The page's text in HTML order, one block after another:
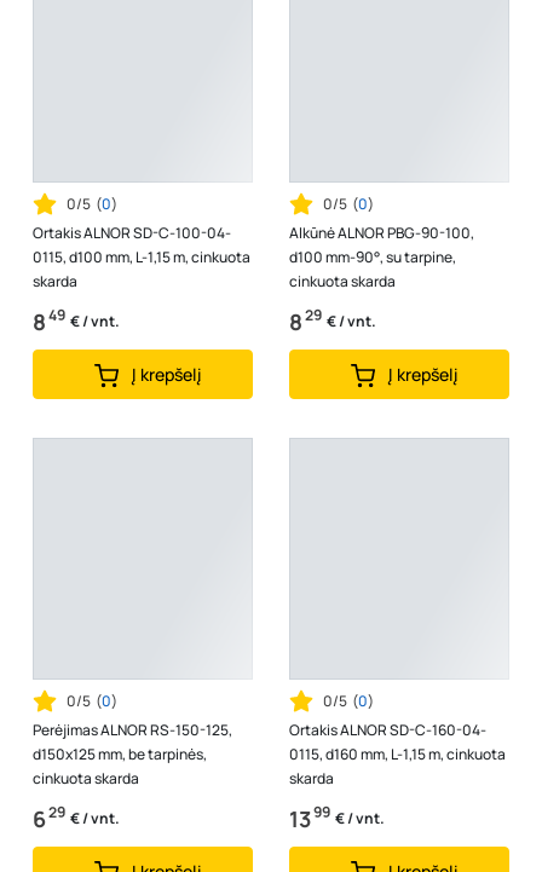
0/5 (0)
Ortakis ALNOR SD-C-100-04-
0115, d100 mm, L-1,15 m, cinkuota
skarda
849 € / vnt.
Į krepšelį
0/5 (0)
Alkūnė ALNOR PBG-90-100,
d100 mm-90°, su tarpine,
cinkuota skarda
829 € / vnt.
Į krepšelį
0/5 (0)
Perėjimas ALNOR RS-150-125,
d150x125 mm, be tarpinės,
cinkuota skarda
629 € / vnt.
0/5 (0)
Ortakis ALNOR SD-C-160-04-
0115, d160 mm, L-1,15 m, cinkuota
skarda
1399 € / vnt.